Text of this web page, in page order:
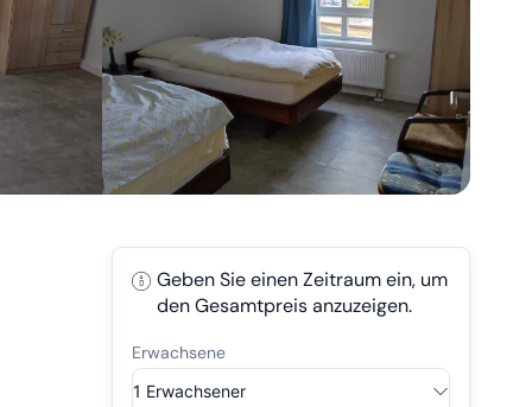
Geben Sie einen Zeitraum ein, um
den Gesamtpreis anzuzeigen.